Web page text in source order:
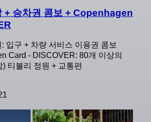
+ 승차권 콤보 + Copenhagen
입구 + 차량 서비스 이용권 콤보
Card - DISCOVER: 80개 이상의
티볼리 정원 + 교통편